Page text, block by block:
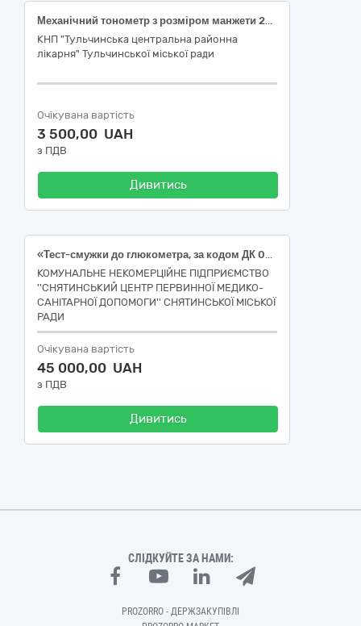
Механічний тонометр з розміром манжети 22-36 см, діапазон вимірювання тиску: 0-300, точність вимірювання: ±3, з стетоскопом
КНП "Тульчинська центральна районна
лікарня" Тульчинської міської ради
Очікувана вартість
3 500,00 UAH
з ПДВ
Дивитись
«Тест-смужки до глюкометра, за кодом ДК 021:2015- 33120000-7 - Системи реєстрації медичної інформації та дослідне обладнання»
КОМУНАЛЬНЕ НЕКОМЕРЦІЙНЕ ПІДПРИЄМСТВО
''СНЯТИНСЬКИЙ ЦЕНТР ПЕРВИННОЇ МЕДИКО-
САНІТАРНОЇ ДОПОМОГИ'' СНЯТИНСЬКОЇ МІСЬКОЇ
РАДИ
Очікувана вартість
45 000,00 UAH
з ПДВ
Дивитись
СЛІДКУЙТЕ ЗА НАМИ:
PROZORRO - ДЕРЖЗАКУПІВЛІ